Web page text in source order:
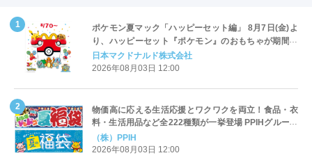
ポケモン夏マック「ハッピーセット編」 8月7日(金)よ
り、ハッピーセット『ポケモン』のおもちゃが期間限
定登場
日本マクドナルド株式会社
2026年08月03日 12:00
物価高に応える生活応援とワクワクを両立！食品・衣
料・生活用品など全222種類が一挙登場 PPIHグループ
「夏福袋」＆セール 8月6日(木)より順次スタート
（株）PPIH
2026年08月03日 12:00